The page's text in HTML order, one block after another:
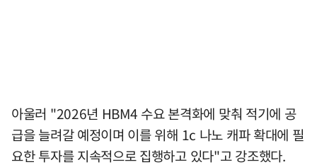
아울러 "2026년 HBM4 수요 본격화에 맞춰 적기에 공
급을 늘려갈 예정이며 이를 위해 1c 나노 캐파 확대에 필
요한 투자를 지속적으로 집행하고 있다"고 강조했다.